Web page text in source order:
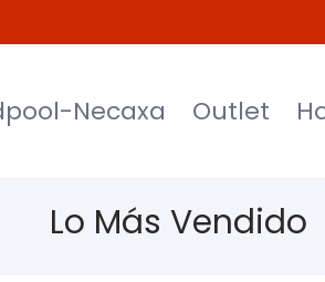
Necaxa Outlet
Lo Más Vendido